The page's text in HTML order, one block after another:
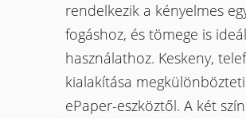
rendelkezik a kényelmes
fogáshoz, és tömege is
használathoz. Keskeny,
kialakítása
ePaper-eszköztől. A két